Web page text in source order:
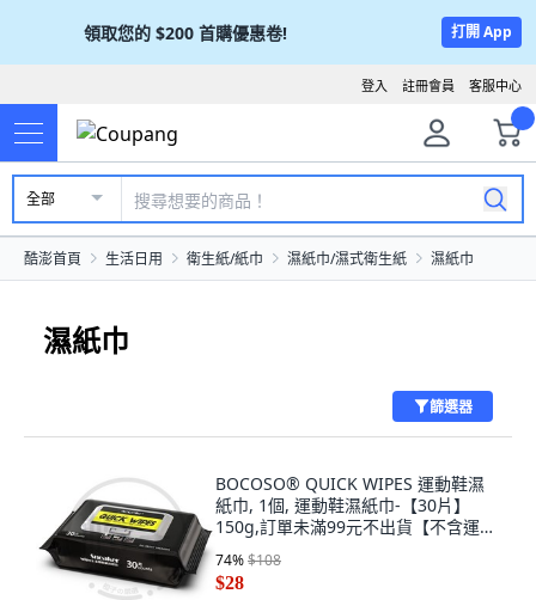
領取您的 $200 首購優惠卷! 打開 App
客服中心
註冊會員
登入
全部
酷澎首頁 生活日用 衛生紙/紙巾 濕紙巾/濕式衛生紙 濕紙巾
濕紙巾
篩選器
BOCOSO® QUICK WIPES 運動鞋濕
紙巾, 1個, 運動鞋濕紙巾-【30片】
150g,訂單未滿99元不出貨【不含運
費】, 150g
74%$108
$28